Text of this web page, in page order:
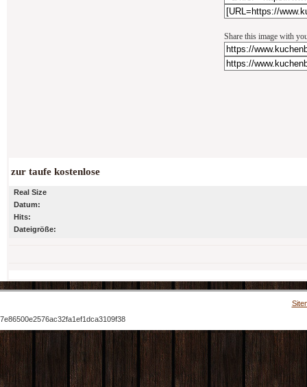
Share this image with
zur taufe kostenlose
Real Size
Datum:
Hits:
Dateigröße:
7e86500e2576ac32fa1ef1dca3109f38